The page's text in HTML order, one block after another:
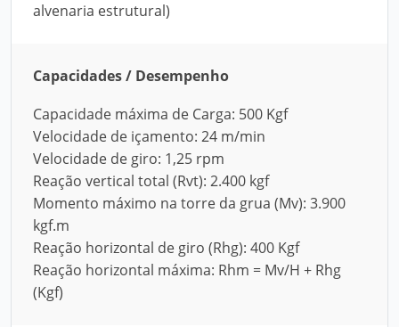
alvenaria estrutural)
Capacidades / Desempenho
Capacidade máxima de Carga: 500 Kgf
Velocidade de içamento: 24 m/min
Velocidade de giro: 1,25 rpm
Reação vertical total (Rvt): 2.400 kgf
Momento máximo na torre da grua (Mv): 3.900
kgf.m
Reação horizontal de giro (Rhg): 400 Kgf
Reação horizontal máxima: Rhm = Mv/H + Rhg
(Kgf)